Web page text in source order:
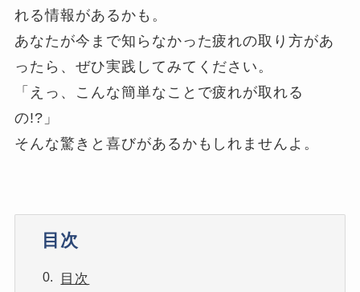
れる情報があるかも。
あなたが今まで知らなかった疲れの取り方があ
ったら、ぜひ実践してみてください。
「えっ、こんな簡単なことで疲れが取れる
の!?」
そんな驚きと喜びがあるかもしれませんよ。
目次
目次